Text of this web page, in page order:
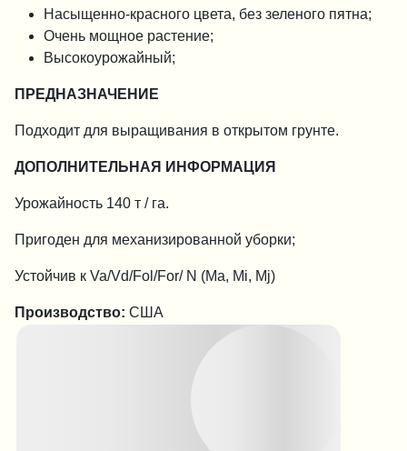
Насыщенно-красного цвета, без зеленого пятна;
Очень мощное растение;
Высокоурожайный;
ПРЕДНАЗНАЧЕНИЕ
Подходит для выращивания в открытом грунте.
ДОПОЛНИТЕЛЬНАЯ ИНФОРМАЦИЯ
Урожайность 140 т / га.
Пригоден для механизированной уборки;
Устойчив к Va/Vd/Fol/For/ N (Ma, Mi, Mj)
Производство: США